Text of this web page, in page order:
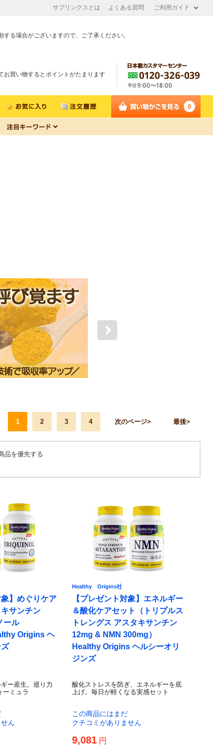
サプリンクスとは よくある質問 ご利用ガイド
る場合がございますので、ご了承ください。
お買い物するとポイントがたまります
0
1 2 3 4 次のページ 最後
品を優先する
象】めぐりケア
サンチン
ール
Origins ヘ
ー産生。巡り力
ーミュラ
ん
Healthy Origins社
【プレゼント対象】エネルギー
＆酸化ケアセット（トリプルス
トレングス アスタキサンチン
12mg & NMN 300mg）
Healthy Origins ヘルシーオリ
ジンズ
酸化ストレスを防ぎ、エネルギーを底
上げ。毎日が軽くなる実感セット
この商品にはまだ
クチコミがありません
9,081 円